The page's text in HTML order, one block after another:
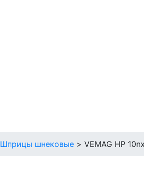
Шприцы шнековые > VEMAG HP